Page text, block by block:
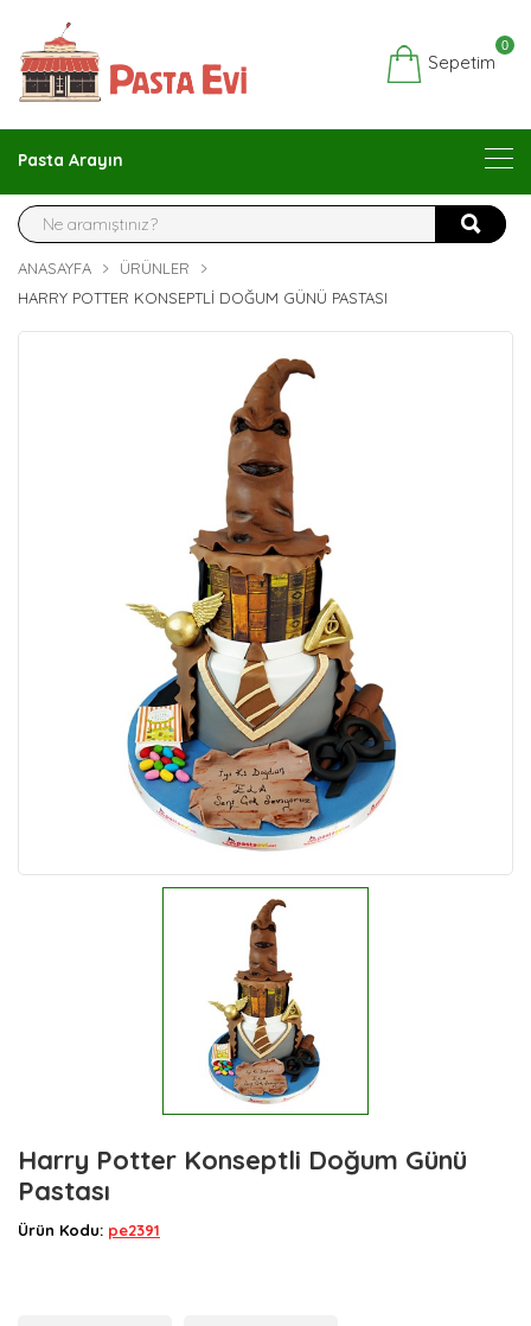
Sepetim
0
Pasta Arayın
ANASAYFA
ÜRÜNLER
HARRY POTTER KONSEPTLI DOĞUM GÜNÜ PASTASI
Harry Potter Konseptli Doğum Günü
Pastası
Ürün Kodu: pe2391